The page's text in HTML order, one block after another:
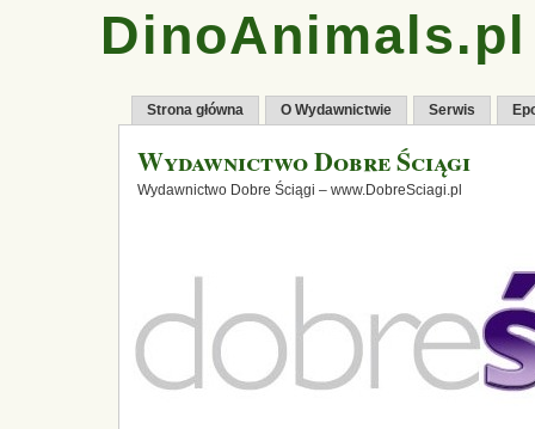
DinoAnimals.pl
Strona główna O Wydawnictwie Serwis
Wydawnictwo Dobre Ściągi
Wydawnictwo Dobre Ściągi – www.DobreSciagi.pl